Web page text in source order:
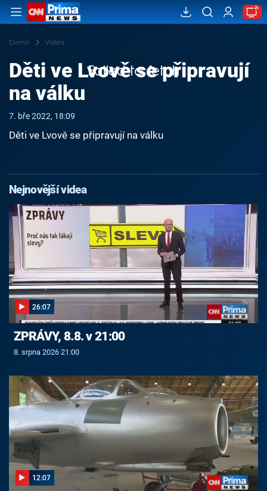
Domů Videa
Failed to fetch
Děti ve Lvově se připravují
na válku
7. bře 2022, 18:09
Děti ve Lvově se připravují na válku
Nejnovější videa
26:07
ZPRÁVY, 8.8. v 21:00
8. srpna 2026 21:00
12:07